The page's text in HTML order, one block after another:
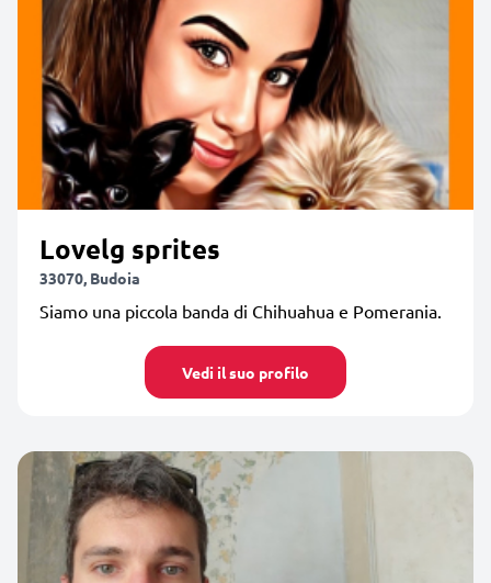
Lovelg sprites
33070, Budoia
Siamo una piccola banda di Chihuahua e Pomerania.
Vedi il suo profilo